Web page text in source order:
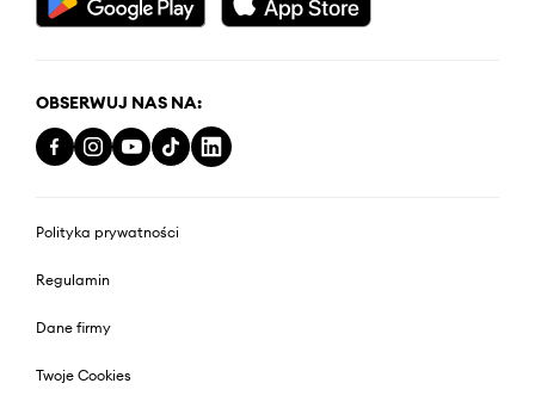
OBSERWUJ NAS NA:
Polityka prywatności
Regulamin
Dane firmy
Twoje Cookies